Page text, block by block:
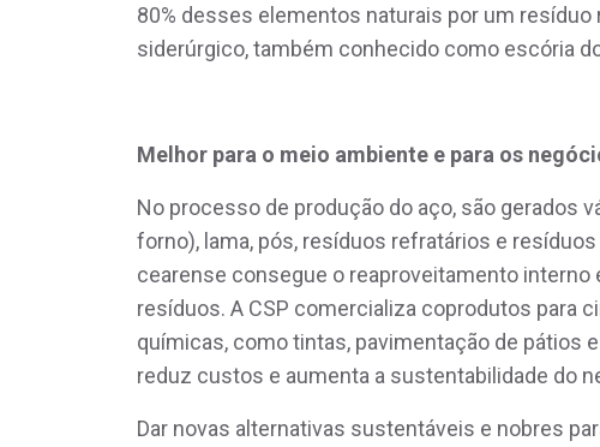
80% desses elementos naturais por um
siderúrgico, também conhecido como escória do
Melhor para o meio ambiente e para os
No processo de produção do aço, são gerados
forno), lama, pós, resíduos refratários e
cearense consegue o reaproveitamento interno
resíduos. A CSP comercializa coprodutos para
químicas, como tintas, pavimentação de pátios
reduz custos e aumenta a sustentabilidade do
Dar novas alternativas sustentáveis e nobres